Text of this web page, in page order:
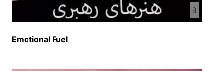
9
Emotional Fuel